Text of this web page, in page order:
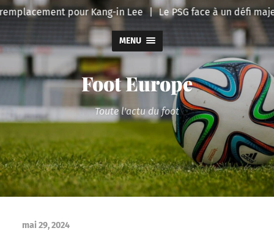
pour Kang-in Lee Le PSG face à un défi
MENU
Foot Europe
Toute l'actu du foot
mai 29, 2024